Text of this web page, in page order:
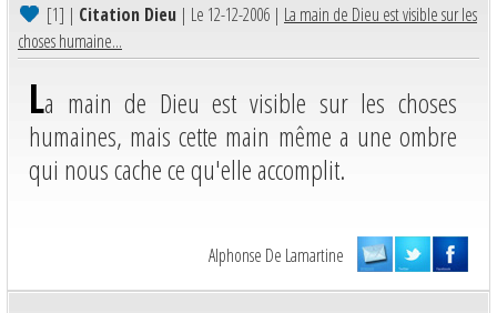
[1] | Citation Dieu | Le 12-12-2006 | La main de Dieu est visible sur les
choses humaine...
La main de Dieu est visible sur les choses
humaines, mais cette main même a une ombre
qui nous cache ce qu'elle accomplit.
Alphonse De Lamartine